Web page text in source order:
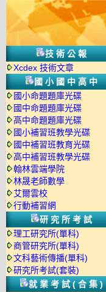
技術公報
Xcdex 技術文章
國小國中高中
國小命題題庫光碟
國中命題題庫光碟
高中命題題庫光碟
國小補習班教學光碟
國中補習班教育光碟
高中補習班教學光碟
翰林雲端學院
林晟老師數學
艾爾雲校
行動補習網
研究所考試
理工研究所(單科)
商管研究所(單科)
文科藝術傳播(單科)
研究所考試(套裝)
就業考試(合集)